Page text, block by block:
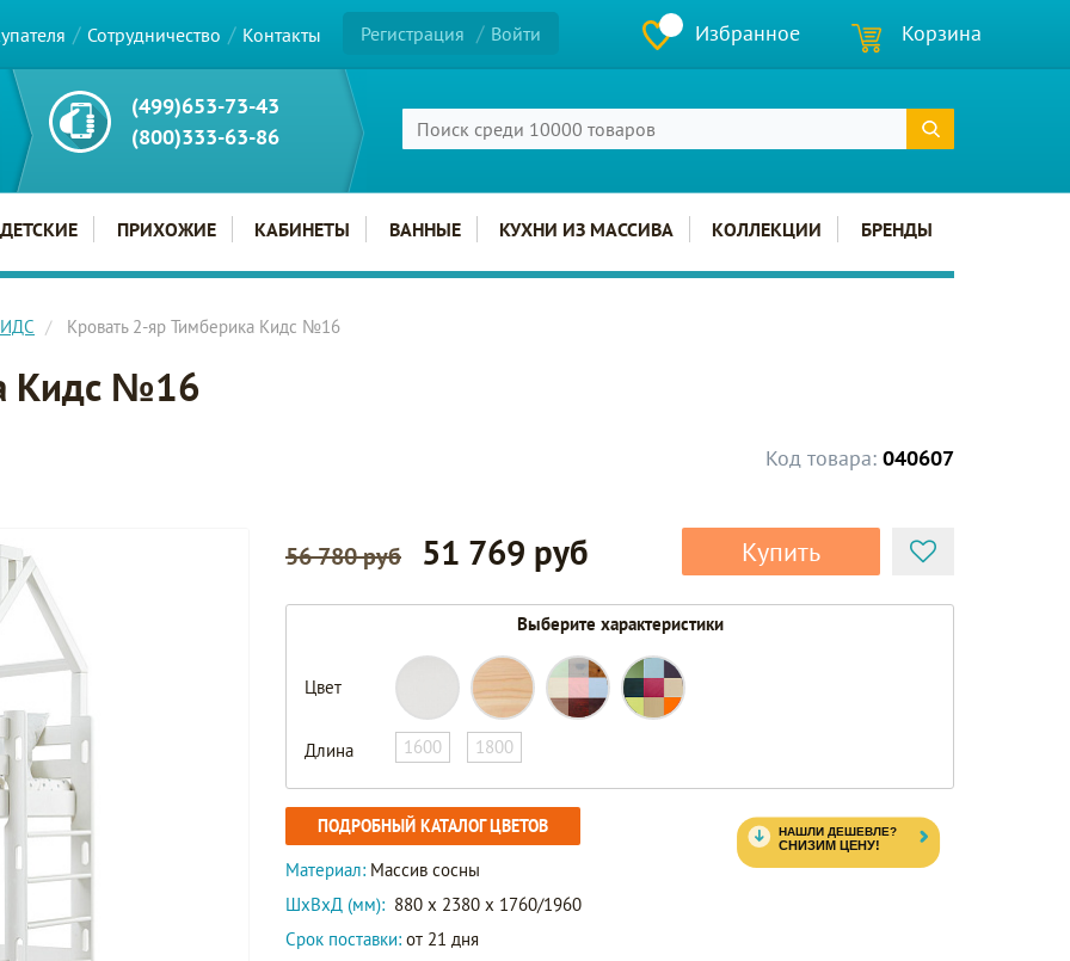
Сотрудничество Контакты Регистрация Войти Избранное Корзина
(499)653-73-43
(800)333-63-86
ДЕТСКИЕ ПРИХОЖИЕ КАБИНЕТЫ ВАННЫЕ КУХНИ ИЗ МАССИВА КОЛЛЕКЦИИ БРЕНДЫ
Кровать 2-яр Тимберика Кидс №16
Кидс №16
Код товара: 040607
56 780 руб 51 769 руб Купить
Выберите характеристики
Цвет
Длина 1600 1800
ПОДРОБНЫЙ КАТАЛОГ ЦВЕТОВ
Материал: Массив сосны
ШxВxД (мм): 880 x 2380 x 1760/1960
Срок поставки: от 21 дня